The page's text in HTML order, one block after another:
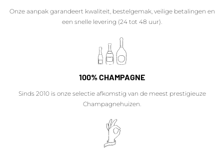
Onze aanpak garandeert kwaliteit, bestelgemak, veilige betalingen en
een snelle levering (24 tot 48 uur).
100% CHAMPAGNE
Sinds 2010 is onze selectie afkomstig van de meest prestigieuze
Champagnehuizen.